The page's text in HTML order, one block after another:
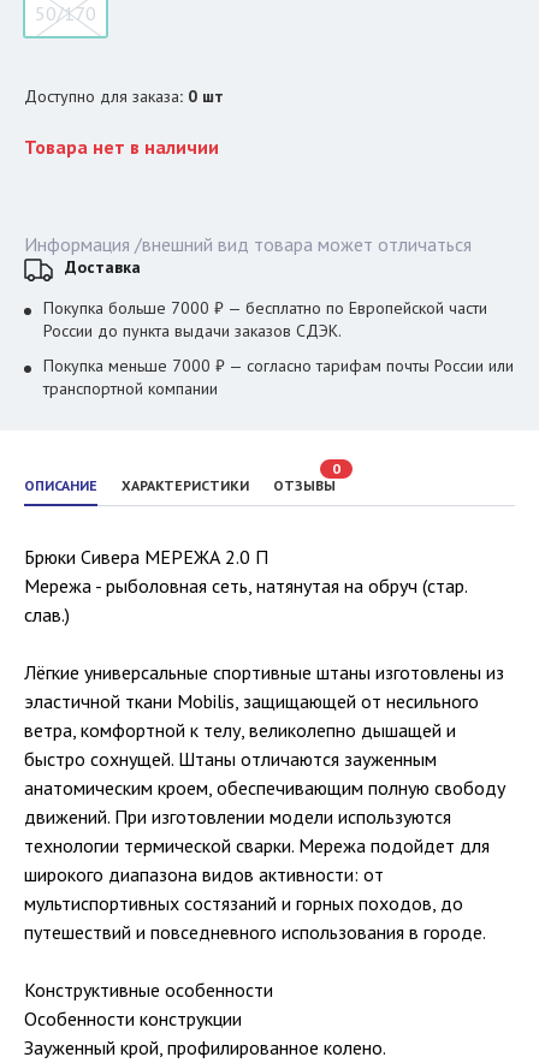
50/170
Доступно для заказа: 0 шт
Товара нет в наличии
ОПИСАНИЕ ХАРАКТЕРИСТИКИ ОТЗЫВЫ
0
Брюки Сивера МЕРЕЖА 2.0 П
Мережа - рыболовная сеть, натянутая на обруч (стар.
слав.)
Лёгкие универсальные спортивные штаны изготовлены из
эластичной ткани Mobilis, защищающей от несильного
ветра, комфортной к телу, великолепно дышащей и
быстро сохнущей. Штаны отличаются зауженным
анатомическим кроем, обеспечивающим полную свободу
движений. При изготовлении модели используются
технологии термической сварки. Мережа подойдет для
широкого диапазона видов активности: от
мультиспортивных состязаний и горных походов, до
путешествий и повседневного использования в городе.
Конструктивные особенности
Особенности конструкции
Зауженный крой, профилированное колено.
Информация /внешний вид товара может отличаться
Доставка
Покупка больше 7000 ₽ — бесплатно по Европейской части
России до пункта выдачи заказов СДЭК.
Покупка меньше 7000 ₽ — согласно тарифам почты России или
транспортной компании